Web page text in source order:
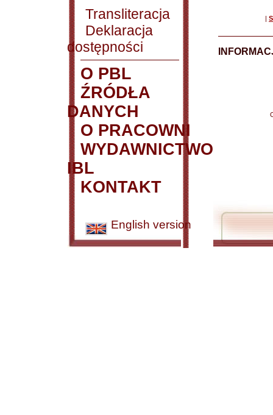
Transliteracja
Deklaracja
dostępności
O PBL
ŹRÓDŁA
DANYCH
O PRACOWNI
WYDAWNICTWO
IBL
KONTAKT
English version
|